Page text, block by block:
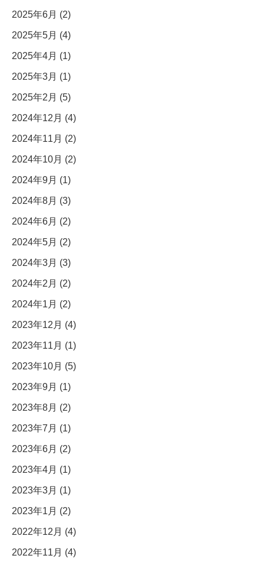
2025年6月 (2)
2025年5月 (4)
2025年4月 (1)
2025年3月 (1)
2025年2月 (5)
2024年12月 (4)
2024年11月 (2)
2024年10月 (2)
2024年9月 (1)
2024年8月 (3)
2024年6月 (2)
2024年5月 (2)
2024年3月 (3)
2024年2月 (2)
2024年1月 (2)
2023年12月 (4)
2023年11月 (1)
2023年10月 (5)
2023年9月 (1)
2023年8月 (2)
2023年7月 (1)
2023年6月 (2)
2023年4月 (1)
2023年3月 (1)
2023年1月 (2)
2022年12月 (4)
2022年11月 (4)